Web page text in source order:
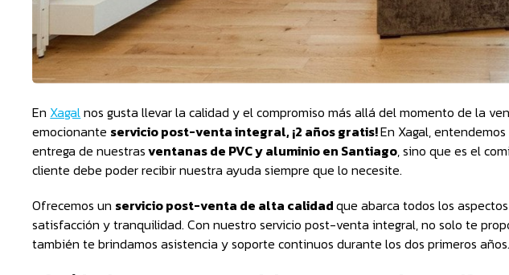
En Xagalnos gusta llevar la calidad y el compromiso más allá del momento de la
emocionante servicio post-venta integral, ¡2 años gratis!En Xagal,
entrega de nuestrasventanas de PVC y aluminio en Santiago, sino que es el
cliente debe poder recibir nuestra ayuda siempre que lo necesite.
Ofrecemos un servicio post-venta de alta calidadque abarca todos los
satisfacción y tranquilidad. Con nuestro servicio post-venta integral, no solo te
también te brindamos asistencia y soporte continuos durante los dos primeros años.